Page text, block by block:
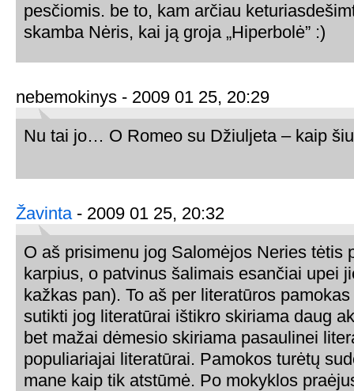
pesčiomis. be to, kam arčiau
skamba Nėris, kai ją groja „Hiperbolė” :)
nebemokinys - 2009 01 25, 20:29
Nu tai jo… O Romeo su Džiuljeta – kaip
Žavinta- 2009 01 25, 20:32
O aš prisimenu jog Salomėjos Neries tėtis
karpius, o patvinus šalimais esančiai upei
kažkas pan). To aš per literatūros
sutikti jog literatūrai ištikro skiriama daug
bet mažai dėmesio skiriama pasaulinei
populiariajai literatūrai. Pamokos turėtų
mane kaip tik atstūmė. Po mokyklos